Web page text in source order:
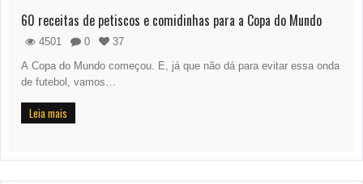
60 receitas de petiscos e comidinhas para a Copa do Mundo
4501 0
37
A Copa do Mundo começou. E, já que não dá para evitar essa onda
de futebol, vamos…
Leia mais